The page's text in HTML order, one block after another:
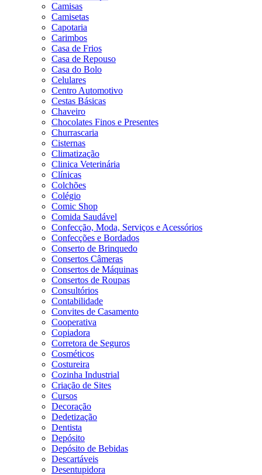
Camisas
Camisetas
Capotaria
Carimbos
Casa de Frios
Casa de Repouso
Casa do Bolo
Celulares
Centro Automotivo
Cestas Básicas
Chaveiro
Chocolates Finos e Presentes
Churrascaria
Cisternas
Climatização
Clinica Veterinária
Clínicas
Colchões
Colégio
Comic Shop
Comida Saudável
Confecção, Moda, Serviços e Acessórios
Confecções e Bordados
Conserto de Brinquedo
Consertos Câmeras
Consertos de Máquinas
Consertos de Roupas
Consultórios
Contabilidade
Convites de Casamento
Cooperativa
Copiadora
Corretora de Seguros
Cosméticos
Costureira
Cozinha Industrial
Criação de Sites
Cursos
Decoração
Dedetização
Dentista
Depósito
Depósito de Bebidas
Descartáveis
Desentupidora